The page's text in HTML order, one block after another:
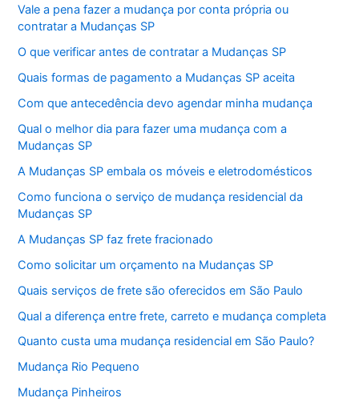
Vale a pena fazer a mudança por conta própria ou
contratar a Mudanças SP
O que verificar antes de contratar a Mudanças SP
Quais formas de pagamento a Mudanças SP aceita
Com que antecedência devo agendar minha mudança
Qual o melhor dia para fazer uma mudança com a
Mudanças SP
A Mudanças SP embala os móveis e eletrodomésticos
Como funciona o serviço de mudança residencial da
Mudanças SP
A Mudanças SP faz frete fracionado
Como solicitar um orçamento na Mudanças SP
Quais serviços de frete são oferecidos em São Paulo
Qual a diferença entre frete, carreto e mudança completa
Quanto custa uma mudança residencial em São Paulo?
Mudança Rio Pequeno
Mudança Pinheiros